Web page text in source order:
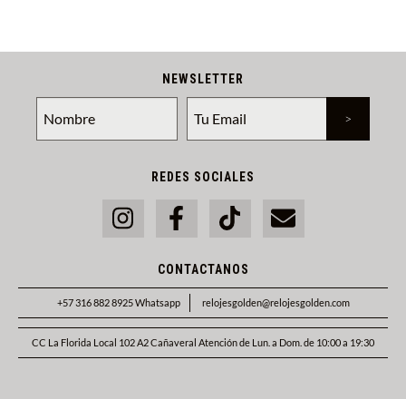
NEWSLETTER
REDES SOCIALES
CONTACTANOS
+57 316 882 8925 Whatsapp relojesgolden@relojesgolden.com
CC La Florida Local 102 A2 Cañaveral Atención de Lun. a Dom. de 10:00 a 19:30